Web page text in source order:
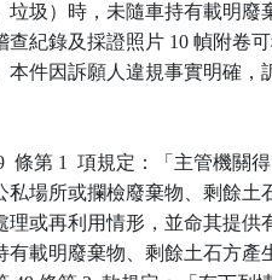
垃圾）時，未隨車持有載明
查紀錄及採證照片 10 幀附卷
本件因訴願人違規事實明確
條第 1  項規定：「主管機關
私場所或攔檢廢棄物、剩餘
理或再利用情形，並命其提
有載明廢棄物、剩餘土石方